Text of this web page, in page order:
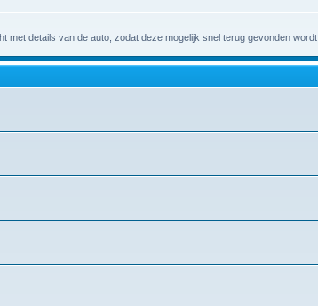
met details van de auto, zodat deze mogelijk snel terug gevonden wordt.